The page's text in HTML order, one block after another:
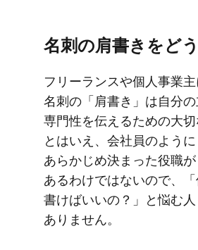
名刺の​肩書きを​ど
フリーランスや​個人事業主
名刺の​「肩書き」は​自分
専門性を​伝える​ための​大切
とは​いえ、​会社員のように​
あらかじめ決まった​役職が​
あるわけではないので、​「
書けばいいの？」と​悩む​人
ありません。